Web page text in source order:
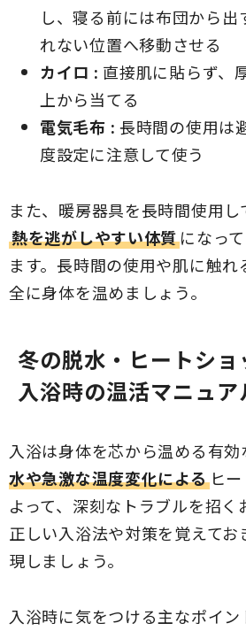
し、寝る前には布団から
れない位置へ移動させる
カイロ : 直接肌に貼らず、
上から当てる
電気毛布 :長時間の使用は
度設定に注意して使う
また、暖房器具を長時間使用
熱を逃がしやすい体質になっ
ます。長時間の使用や肌に触
全に身体を温めましょう。
冬の脱水・ヒートショ
入浴時の温活マニュア
入浴は身体を芯から温める有
水や急激な温度変化によるヒ
よって、深刻なトラブルを招く
正しい入浴法や対策を覚えて
現しましょう。
入浴時に気をつける主なポイ